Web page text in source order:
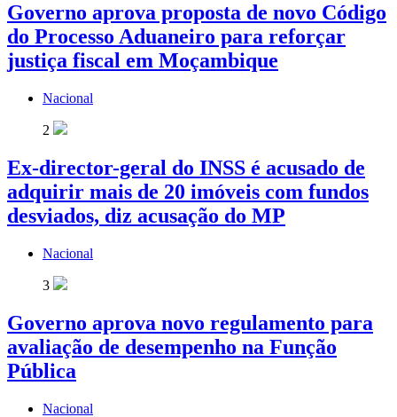
Governo aprova proposta de novo Código
do Processo Aduaneiro para reforçar
justiça fiscal em Moçambique
Nacional
2
Ex-director-geral do INSS é acusado de
adquirir mais de 20 imóveis com fundos
desviados, diz acusação do MP
Nacional
3
Governo aprova novo regulamento para
avaliação de desempenho na Função
Pública
Nacional